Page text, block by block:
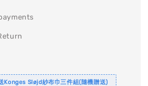
Konges Sløjd紗布巾三件組(隨機贈送)